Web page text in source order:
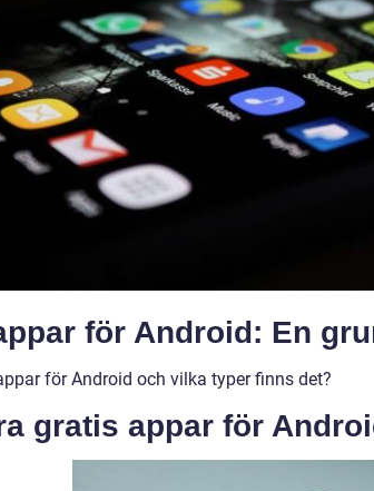
för Android: En
för Android och vilka typer finns det?
gratis appar för